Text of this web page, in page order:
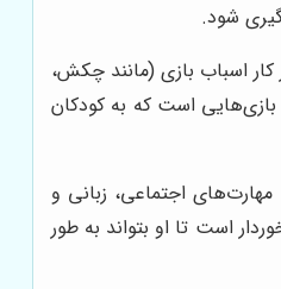
شود.
اسباب بازی (مانند چکش،
است که به کودکان
اجتماعی، زبانی و
است تا او بتواند به طور